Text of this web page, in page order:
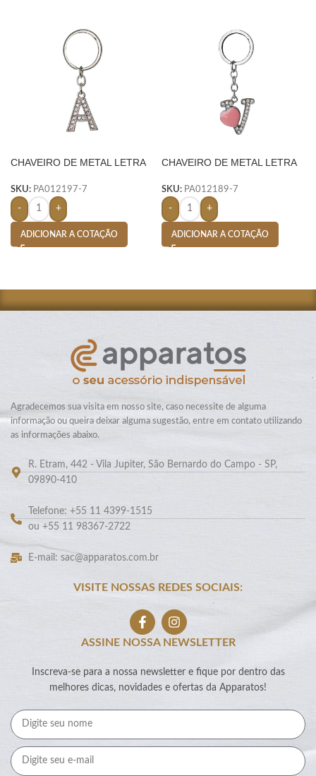
CHAVEIRO DE METAL LETRA
SKU: PA012197-7
- +
ADICIONAR A COTAÇÃO
CHAVEIRO DE METAL LETRA
SKU: PA012189-7
- +
ADICIONAR A COTAÇÃO
Agradecemos sua visita em nosso site, caso necessite de alguma
informação ou queira deixar alguma sugestão, entre em contato utilizando
as informações abaixo.
R. Etram, 442 - Vila Jupiter, São Bernardo do Campo - SP,
09890-410
Telefone: +55 11 4399-1515
ou +55 11 98367-2722
E-mail: sac@apparatos.com.br
VISITE NOSSAS REDES SOCIAIS:
ASSINE NOSSA NEWSLETTER
Inscreva-se para a nossa newsletter e fique por dentro das
melhores dicas, novidades e ofertas da Apparatos!